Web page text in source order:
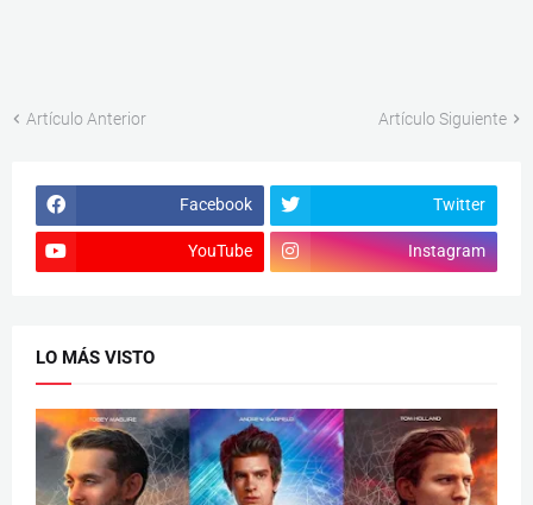
Artículo Anterior Artículo Siguiente
Facebook Twitter
YouTube Instagram
LO MÁS VISTO